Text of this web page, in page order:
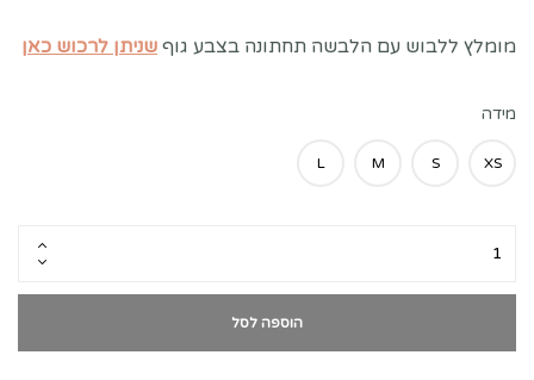
מומלץ ללבוש עם הלבשה תחתונה בצבע גוף שניתן לרכוש כאן
מידה
XS
S
M
L
הוספה לסל